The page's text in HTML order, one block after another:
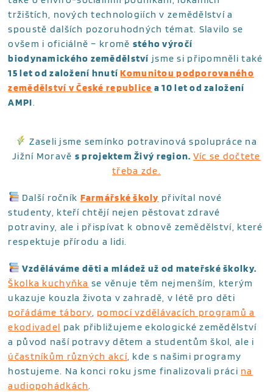
tržištích, nových technologiích v zemědělství a
spoustě dalších pozoruhodných témat. Slavilo se
ovšem i oficiálně – kromě stého výročí
biodynamického zemědělství jsme si připomněli také
15 let od založení hnutíKomunitou podporovaného
zemědělství v České republice a 10 let od založení
AMPI.
Zaseli jsme semínko potravinová spolupráce na
Jižní Moravě s projektem Živý region. Víc se dočtete
třeba zde.
Další ročník Farmářské školy přivítal nové
studenty, kteří chtějí nejen pěstovat zdravé
potraviny, ale i přispívat k obnově zemědělství, které
respektuje přírodu a lidi.
Vzděláváme děti a mládež už od mateřské školky.
Školka kuchyňka se věnuje těm nejmenším, kterým
ukazuje kouzla života v zahradě, v létě pro děti
pořádáme tábory pomocí vzdělávacích programů a
ekodivadel pak přibližujeme ekologické zemědělství
a původ naší potravy dětem a studentům škol, ale i
účastníkům různých akcí, kde s našimi programy
hostujeme. Na konci roku jsme finalizovali práci na
audiopohádkách.